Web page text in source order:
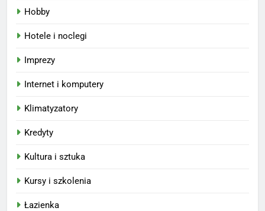
Hobby
Hotele i noclegi
Imprezy
Internet i komputery
Klimatyzatory
Kredyty
Kultura i sztuka
Kursy i szkolenia
Łazienka